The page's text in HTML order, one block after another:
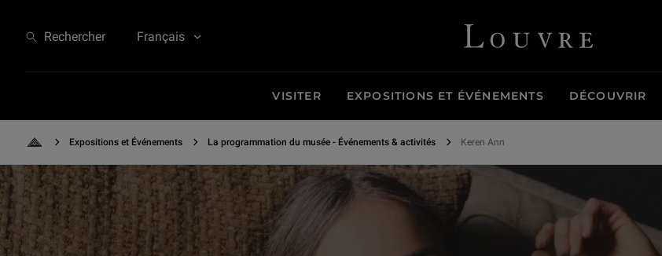
Rechercher Français Louvre - Retour à l'accueil
VISITER EXPOSITIONS ET ÉVÉNEMENTS DÉCOUVRIR
Retour à l'accueil
Expositions et Événements La programmation du musée - Événements & activités Keren Ann